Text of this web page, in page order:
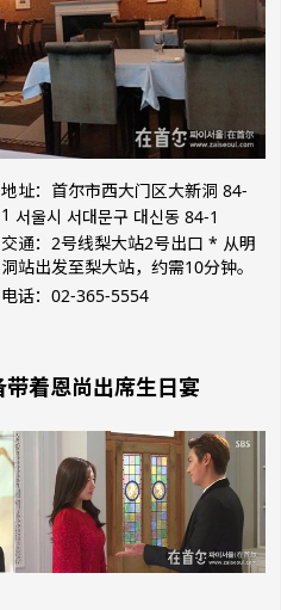
地址：首尔市西大门区大新洞 84-
1 서울시 서대문구 대신동 84-1
交通：2号线梨大站2号出口 * 从明
洞站出发至梨大站，约需10分钟。
电话：02-365-5554
着恩尚出席生日宴